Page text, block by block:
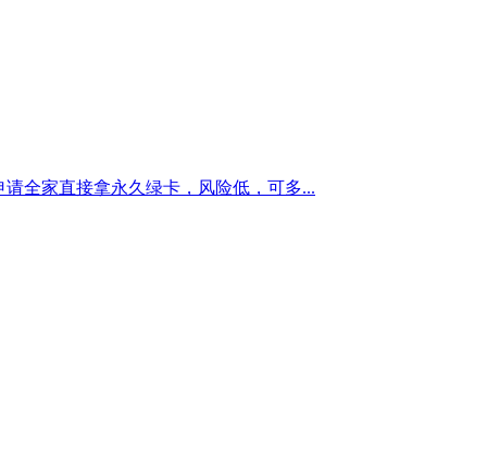
全家直接拿永久绿卡，风险低，可多...